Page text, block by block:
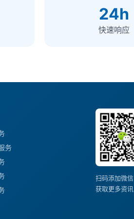
24h
快速响应
务
扫码添加微信
获取更多资讯